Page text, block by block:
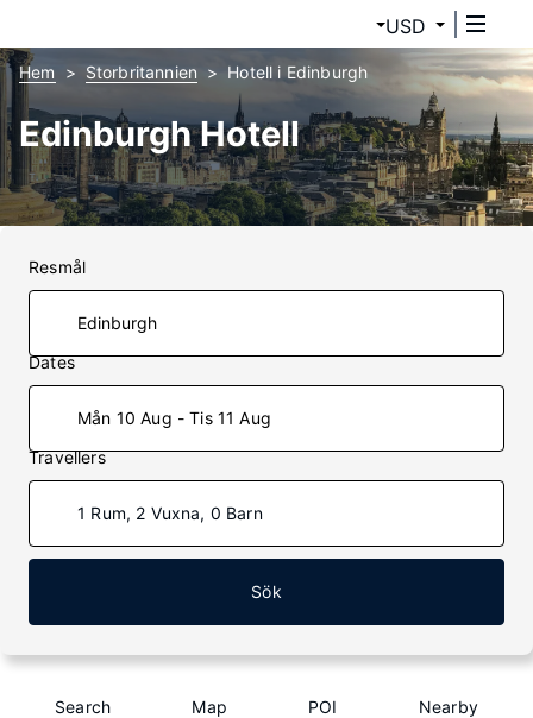
USD
Hem Storbritannien Hotell i Edinburgh
Edinburgh Hotell
Resmål
Dates
Mån 10 Aug - Tis 11 Aug
Travellers
1 Rum, 2 Vuxna, 0 Barn
Sök
Search Map POI Nearby